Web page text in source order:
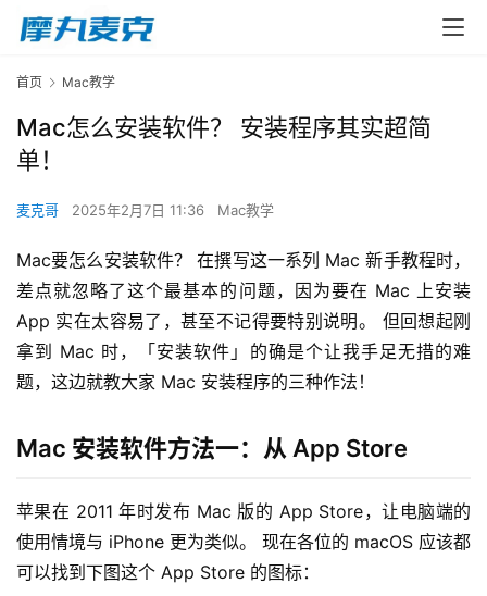
首页 Mac教学
Mac怎么安装软件？ 安装程序其实超简
单！
麦克哥 2025年2月7日 11:36 Mac教学
Mac要怎么安装软件？ 在撰写这一系列 Mac 新手教程时，
差点就忽略了这个最基本的问题，因为要在 Mac 上安装
App 实在太容易了，甚至不记得要特别说明。 但回想起刚
拿到 Mac 时，「安装软件」的确是个让我手足无措的难
题，这边就教大家 Mac 安装程序的三种作法！
Mac 安装软件方法一：从 App Store
苹果在 2011 年时发布 Mac 版的 App Store，让电脑端的
使用情境与 iPhone 更为类似。 现在各位的 macOS 应该都
可以找到下图这个 App Store 的图标：